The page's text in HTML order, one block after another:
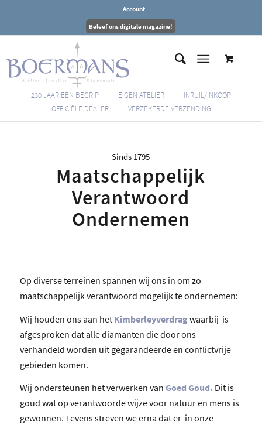
Account
Beleef ons digitale magazine!
230 JAAR EEN BEGRIP EIGEN ATELIER
INRUIL/INKOOP
OFFICIËLE DEALER
VERZEKERDE VERZENDING
Sinds 1795
Maatschappelijk
Verantwoord
Ondernemen
Op diverse terreinen spannen wij ons in om zo
maatschappelijk verantwoord mogelijk te ondernemen:
Wij houden ons aan het Kimberleyverdrag waarbij is
afgesproken dat alle diamanten die door ons
verhandeld worden uit gegarandeerde en conflictvrije
gebieden komen.
Wij ondersteunen het verwerken van Goed Goud. Dit is
goud wat op verantwoorde wijze voor natuur en mens is
gewonnen. Tevens streven we erna dat er in onze